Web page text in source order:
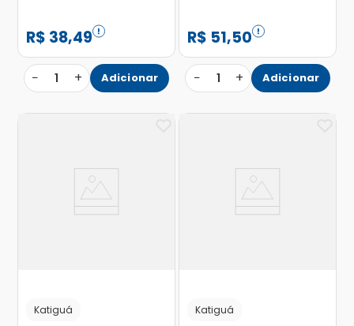
R$ 38,49
− 1 + Adicionar
R$ 51,50
− 1 + Adicionar
Katiguá Katiguá